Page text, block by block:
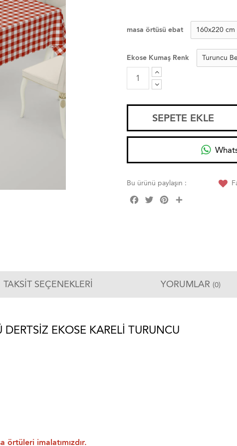
masa örtüsü ebat
Ekose Kumaş Renk
SEPETE EKLE
Bu ürünü paylaşın :
FacebookTwitterPinterest
TAKSIT SEÇENEKLERI YORUMLAR (0)
EKOSE KARELI TURUNCU
imalatımızdır.